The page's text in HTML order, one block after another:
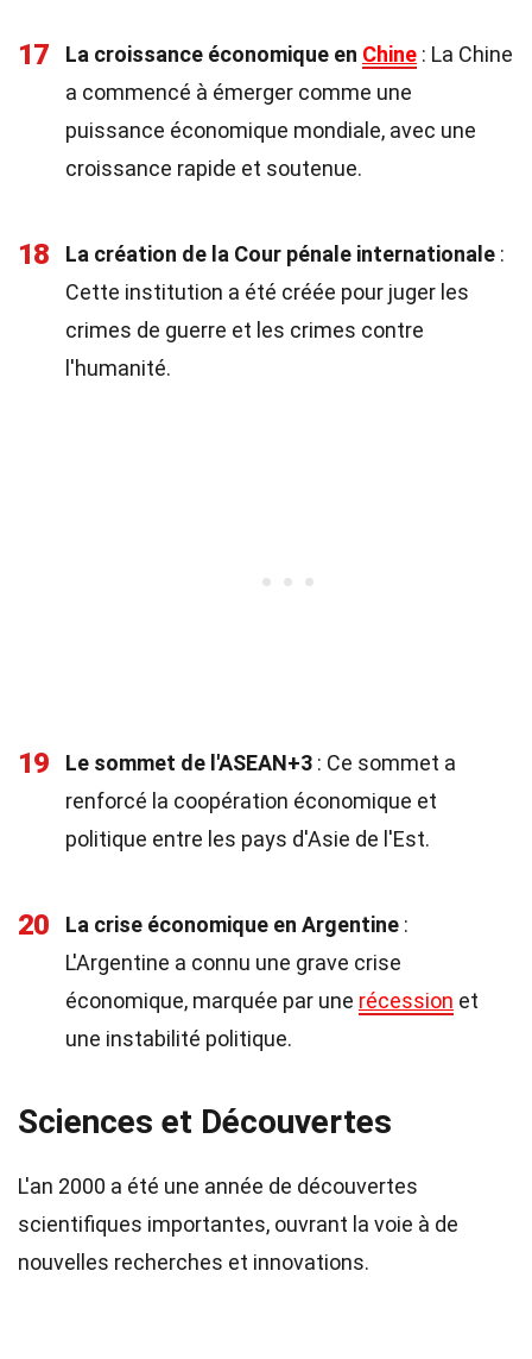
17 La croissance économique en Chine : La Chine
a commencé à émerger comme une
puissance économique mondiale, avec une
croissance rapide et soutenue.
18 La création de la Cour pénale internationale :
Cette institution a été créée pour juger les
crimes de guerre et les crimes contre
l'humanité.
19 Le sommet de l'ASEAN+3 : Ce sommet a
renforcé la coopération économique et
politique entre les pays d'Asie de l'Est.
20 La crise économique en Argentine :
L'Argentine a connu une grave crise
économique, marquée par une récession et
une instabilité politique.
Sciences et Découvertes
L'an 2000 a été une année de découvertes
scientifiques importantes, ouvrant la voie à de
nouvelles recherches et innovations.